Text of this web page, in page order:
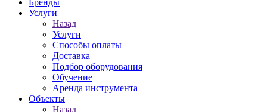
Бренды
Услуги
Назад
Услуги
Способы оплаты
Доставка
Подбор оборудования
Обучение
Аренда инструмента
Объекты
Назад